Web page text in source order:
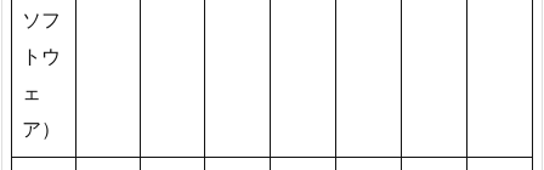
ソフ
トウ
ェ
ア）